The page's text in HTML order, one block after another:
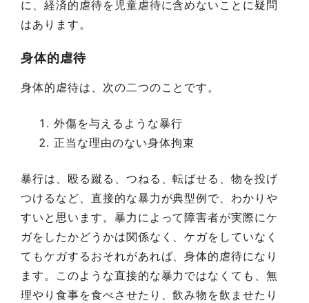
に、経済的虐待を児童虐待に含めないことに疑問
はあります。
身体的虐待
身体的虐待は、次の二つのことです。
外傷を与えるような暴行
正当な理由のない身体拘束
暴行は、殴る蹴る、つねる、転ばせる、物を投げ
つけるなど、直接的な暴力が典型例で、わかりや
すいと思います。暴力によって障害者が実際にケ
ガをしたかどうかは関係なく、ケガをしていなく
てもケガするおそれがあれば、身体的虐待になり
ます。このような直接的な暴力ではなくても、無
理やり食事を食べさせたり、飲み物を飲ませたり